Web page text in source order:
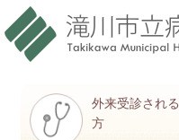
当院について
診療科・部門紹介
外来受診される
方